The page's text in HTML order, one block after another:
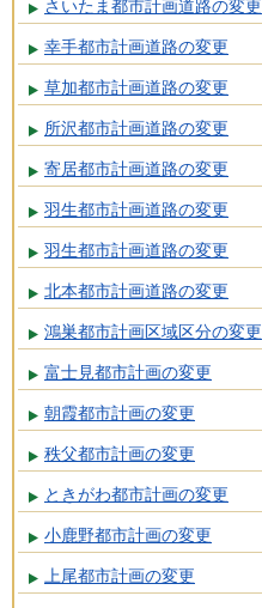
さいたま都市計画道路の変更
幸手都市計画道路の変更
草加都市計画道路の変更
所沢都市計画道路の変更
寄居都市計画道路の変更
羽生都市計画道路の変更
羽生都市計画道路の変更
北本都市計画道路の変更
鴻巣都市計画区域区分の変更
富士見都市計画の変更
朝霞都市計画の変更
秩父都市計画の変更
ときがわ都市計画の変更
小鹿野都市計画の変更
上尾都市計画の変更